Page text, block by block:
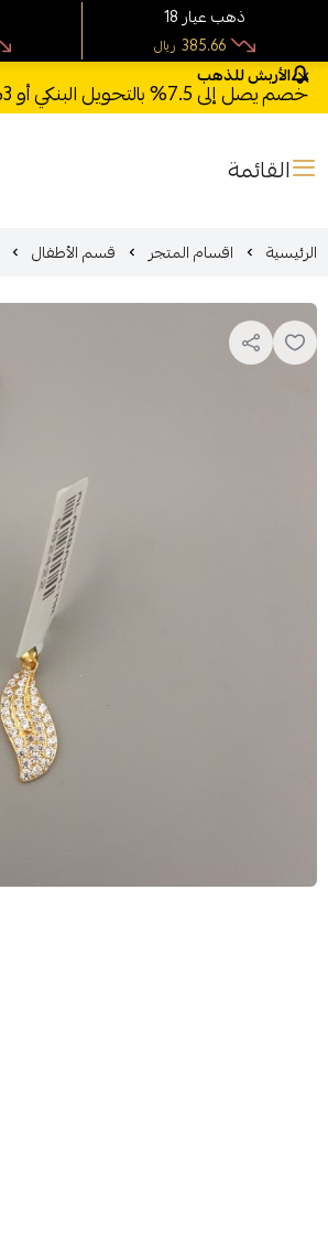
الأربش للذهب
خصم يصل إلى 7.5% بالتحويل البنكي أو 3% عبر مدى وSTC Pay + خصم بكود **X123** وشحن مجاني للطلبات فوق 1000 ريال
القائمة
الرئيسية اقسام المتجر قسم الأطفال
18 ذهب عيار
ريال 385.66